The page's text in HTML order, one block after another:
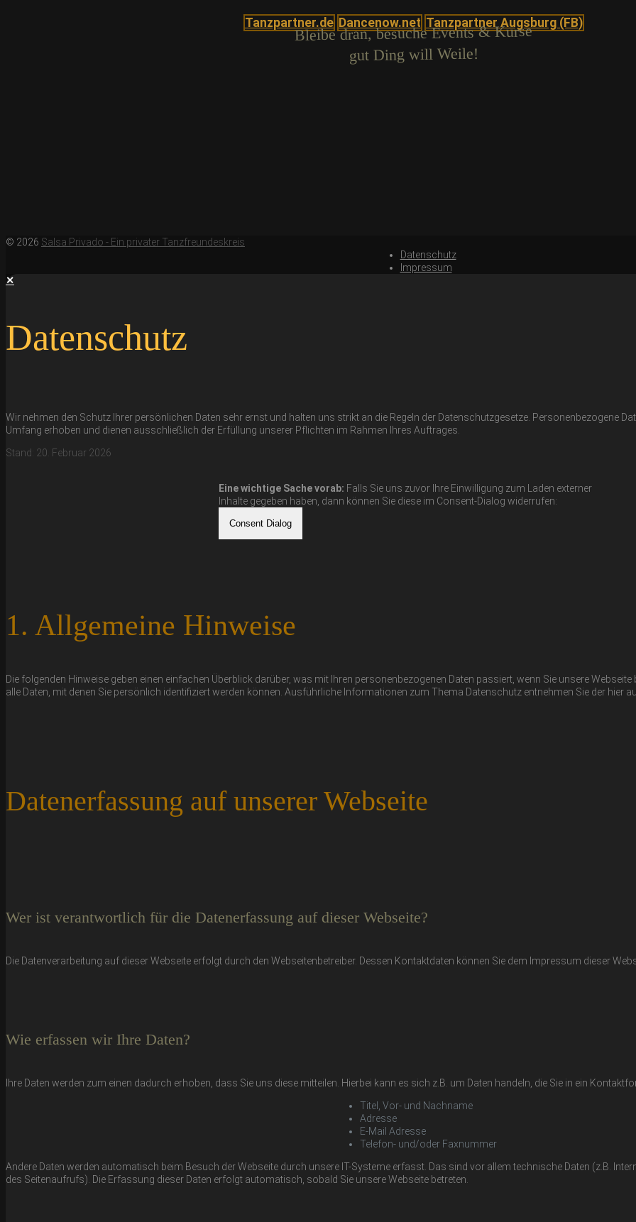
Tanzpartner.de Dancenow.net Tanzpartner Augsburg (FB)
Bleibe dran, besuche Events & Kurse
gut Ding will Weile!
© 2026 Salsa Privado - Ein privater Tanzfreundeskreis
Datenschutz
Impressum
✕
Datenschutz
Wir nehmen den Schutz Ihrer persönlichen Daten sehr ernst und halten uns strikt an die Regeln der Datenschutzgesetze. Personenbezogene
Umfang erhoben und dienen ausschließlich der Erfüllung unserer Pflichten im Rahmen Ihres Auftrages.
Stand: 20. Februar 2026
Eine wichtige Sache vorab: Falls Sie uns zuvor Ihre Einwilligung zum Laden externer
Inhalte gegeben haben, dann können Sie diese im Consent-Dialog widerrufen:
Consent Dialog
1. Allgemeine Hinweise
Die folgenden Hinweise geben einen einfachen Überblick darüber, was mit Ihren personenbezogenen Daten passiert, wenn Sie unsere
alle Daten, mit denen Sie persönlich identifiziert werden können. Ausführliche Informationen zum Thema Datenschutz entnehmen Sie der hier
Datenerfassung auf unserer Webseite
Wer ist verantwortlich für die Datenerfassung auf dieser Webseite?
Die Datenverarbeitung auf dieser Webseite erfolgt durch den Webseitenbetreiber. Dessen Kontaktdaten können Sie dem Impressum dieser
Wie erfassen wir Ihre Daten?
Ihre Daten werden zum einen dadurch erhoben, dass Sie uns diese mitteilen. Hierbei kann es sich z.B. um Daten handeln, die Sie in ein
Titel, Vor- und Nachname
Adresse
E-Mail Adresse
Telefon- und/oder Faxnummer
Andere Daten werden automatisch beim Besuch der Webseite durch unsere IT-Systeme erfasst. Das sind vor allem technische Daten (z.B.
des Seitenaufrufs). Die Erfassung dieser Daten erfolgt automatisch, sobald Sie unsere Webseite betreten.